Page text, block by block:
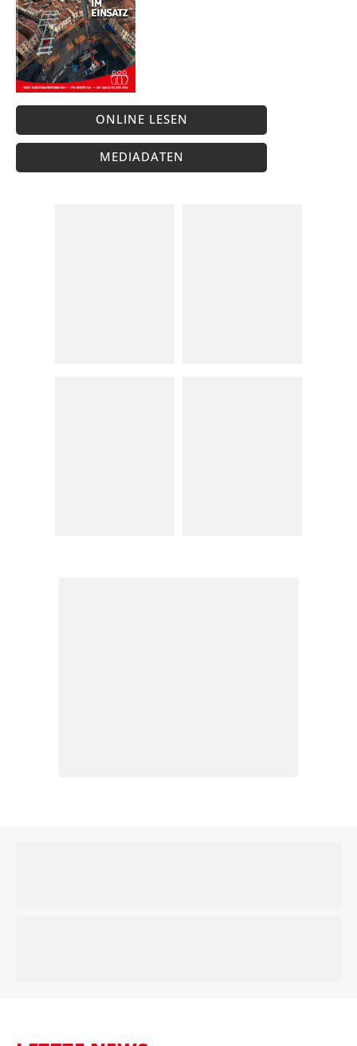
ONLINE LESEN
MEDIADATEN